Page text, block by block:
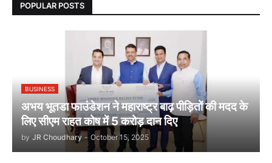
POPULAR POSTS
BUSINESS
अभय भूतडा फाउंडेशन ने महाराष्ट्र बाढ़ पीड़ितों की मदद के
लिए सीएम राहत कोष में 5 करोड़ दान दिए
by JR Choudhary - October 15, 2025